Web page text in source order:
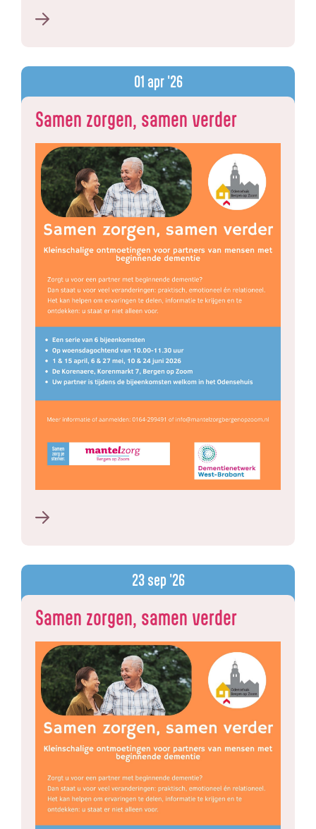
01 apr '26
Samen zorgen, samen verder
23sep '26
Samen zorgen, samen verder